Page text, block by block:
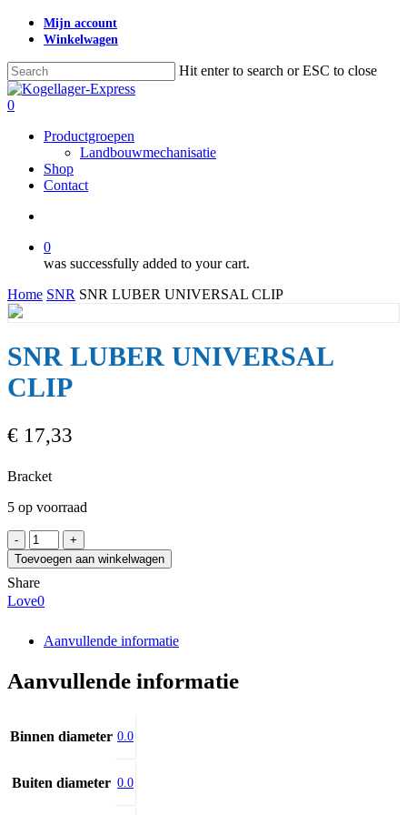
Skip
content
Mijn account
Winkelwagen
Hit enter to search or ESC to close
Close
Search
search
0
Productgroepen
Landbouwmechanisatie
Shop
Contact
0
was successfully added to your cart.
Home SNR SNR LUBER UNIVERSAL CLIP
SNR LUBER UNIVERSAL
CLIP
€ 17,33
Bracket
5 op voorraad
SNR
LUBER
UNIVERSAL
CLIP
aantal
Toevoegen aan winkelwagen
Share
Love0
Aanvullende informatie
Aanvullende informatie
Binnen diameter 0.0
Buiten diameter 0.0